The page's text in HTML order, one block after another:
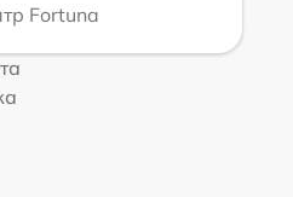
Fortuna